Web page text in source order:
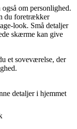
om personlighed.
du foretrækker
look. Små detaljer
skærme kan give
et soveværelse, der
detaljer i hjemmet